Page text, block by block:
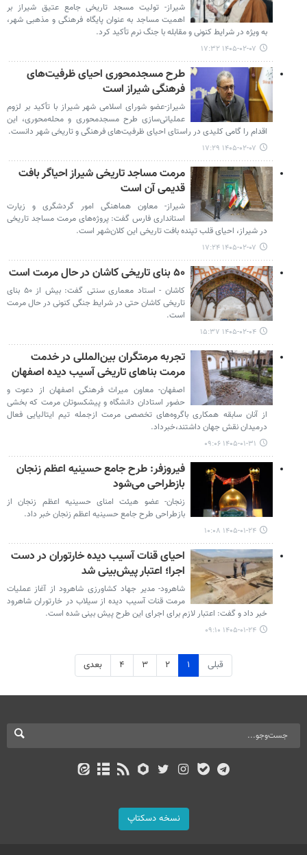
شیراز- تولیت مسجد تاریخی جامع عتیق شیراز بر
اهمیت مساجد به عنوان پایگاه فرهنگی و مذهبی شهر،
به ویژه در شرایط کنونی و مقابله با جنگ نرم تأکید کرد.
۱۴۰۵-۰۲-۰۷ ۱۷:۳۲
طرح مسجدمحوری احیای ظرفیت‌های
فرهنگی شیراز است
شیراز-عضو شورای اسلامی شهر شیراز با تأکید بر لزوم
عملیاتی‌سازی طرح مسجدمحوری و محله‌محوری، این
اقدام را گامی کلیدی در راستای احیای ظرفیت‌های فرهنگی و تاریخی شهر دانست.
۱۴۰۵-۰۲-۰۷ ۱۷:۲۹
مرمت مساجد تاریخی شیراز احیاگر بافت
قدیمی آن است
شیراز- معاون هماهنگی امور گردشگری و زیارت
استانداری فارس گفت: پروژه‌های مرمت مساجد تاریخی
در شیراز، احیای قلب تپنده بافت تاریخی این کلان‌شهر است.
۱۴۰۵-۰۲-۰۷ ۱۷:۲۴
۵۰ بنای تاریخی کاشان در حال مرمت است
کاشان - استاد معماری سنتی گفت: بیش از ۵۰ بنای
تاریخی کاشان حتی در شرایط جنگی کنونی در حال مرمت
است.
۱۴۰۵-۰۲-۰۴ ۱۵:۳۷
تجربه مرمتگران بین‌المللی در خدمت
مرمت بناهای تاریخی آسیب دیده اصفهان
اصفهان- معاون میراث فرهنگی اصفهان از دعوت و
حضور استادان دانشگاه و پیشکسوتان مرمت که بخشی
از آنان سابقه همکاری باگروه‌های تخصصی مرمت ازجمله تیم ایتالیایی فعال
درمیدان نقش جهان داشتند،خبرداد.
۱۴۰۵-۰۱-۳۱ ۰۹:۰۶
فیروزفر: طرح جامع حسینیه اعظم زنجان
بازطراحی می‌شود
زنجان- عضو هیئت امنای حسینیه اعظم زنجان از
بازطراحی طرح جامع حسینیه اعظم زنجان خبر داد.
۱۴۰۵-۰۱-۲۴ ۱۰:۰۸
احیای قنات آسیب دیده خارتوران در دست
اجرا؛ اعتبار پیش‌بینی شد
شاهرود- مدیر جهاد کشاورزی شاهرود از آغاز عملیات
مرمت قنات آسیب دیده از سیلاب در خارتوران شاهرود
خبر داد و گفت: اعتبار لازم برای اجرای این طرح پیش بینی شده است.
۱۴۰۵-۰۱-۲۴ ۰۹:۱۰
قبلی ۱ ۲ ۳ ۴ بعدی
نسخه دسکتاپ